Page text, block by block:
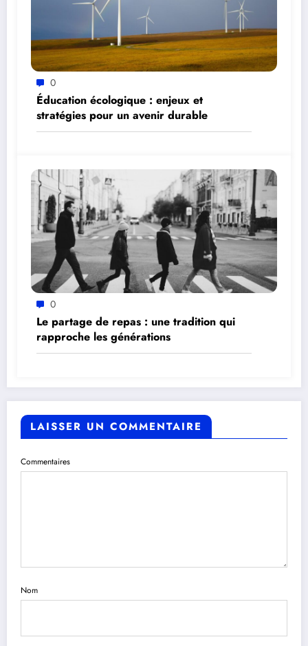
0
Éducation écologique : enjeux et
stratégies pour un avenir durable
0
Le partage de repas : une tradition qui
rapproche les générations
LAISSER UN COMMENTAIRE
Commentaires
Nom